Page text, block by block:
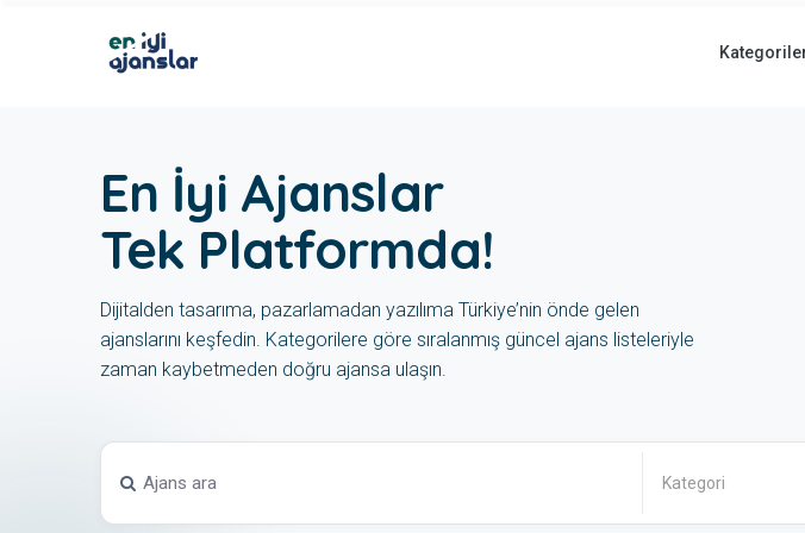
En İyi Ajanslar
Tek Platformda!
Dijitalden tasarıma, pazarlamadan yazılıma Türkiye’nin önde gelen
ajanslarını keşfedin. Kategorilere göre sıralanmış güncel ajans listeleriyle
zaman kaybetmeden doğru ajansa ulaşın.
Kategori